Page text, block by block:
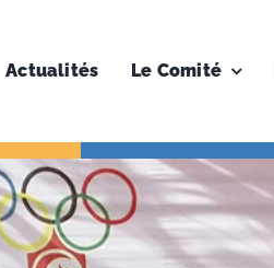
Actualités Le Comité